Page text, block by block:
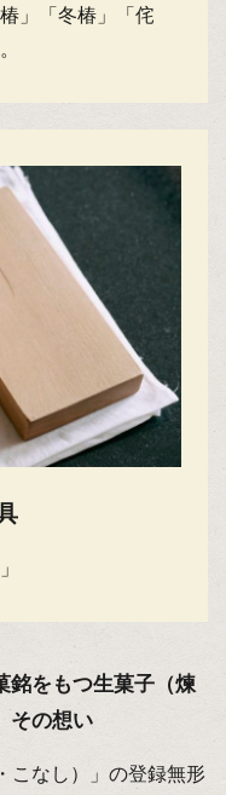
」「冬椿」「侘
銘をもつ生菓子（煉
その想い
こなし）」の登録無形